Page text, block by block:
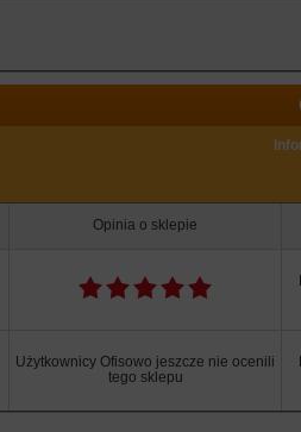
Opinia o sklepie
Użytkownicy Ofisowo jeszcze nie ocenili
tego sklepu